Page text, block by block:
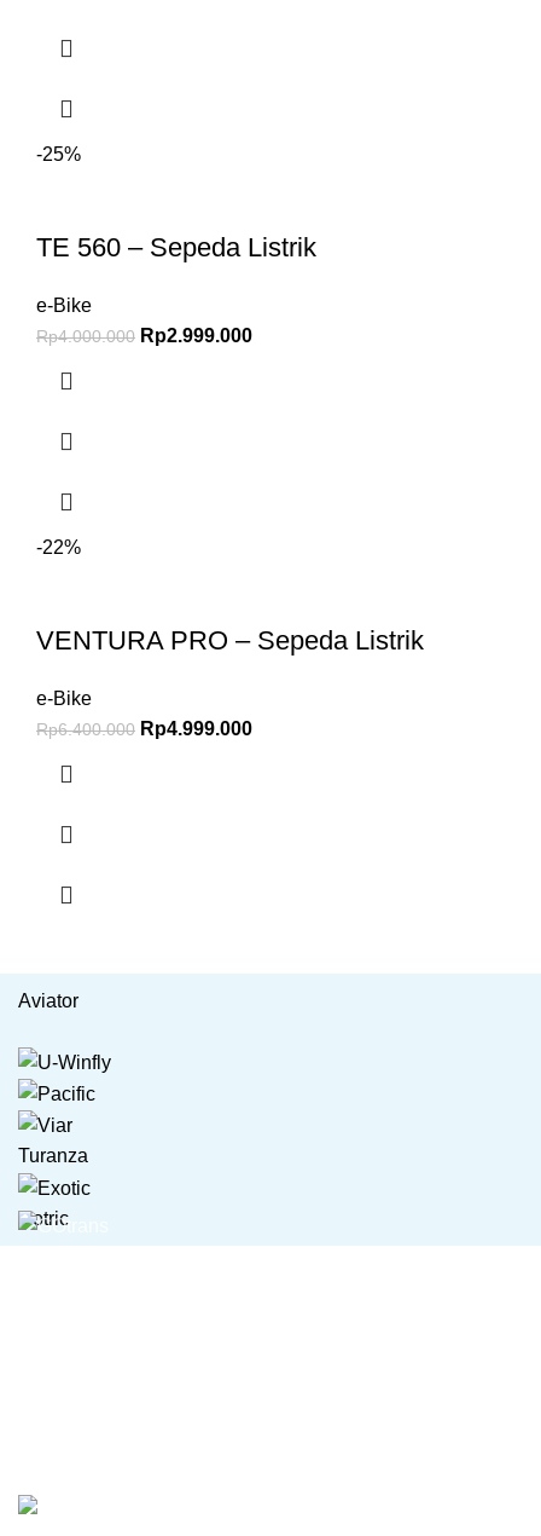
-25%
TE 560 – Sepeda Listrik
e-Bike
Rp4.000.000 Rp2.999.000
-22%
VENTURA PRO – Sepeda Listrik
e-Bike
Rp6.400.000 Rp4.999.000
Aviator
Turanza
Gotric